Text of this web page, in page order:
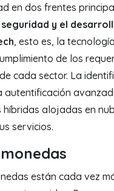
en dos frentes
y el
, esto es, la tecnología
de los
cada sector. La
autentificación
híbridas alojadas en
servicios.
están cada vez